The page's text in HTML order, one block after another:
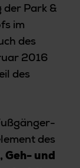
Park &
im
des
2016
des
des
Geh- und